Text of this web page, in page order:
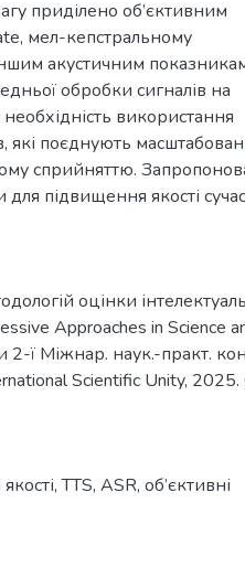
приділено об’єктивним
мел-кепстральному
акустичним
обробки сигналів на
використання
які поєднують
сприйняттю.
підвищення якості
оцінки
Approaches in Science
2-ї Міжнар. наук.-практ.
Scientific Unity, 2025.
,TTS, ASR, об’єктивні